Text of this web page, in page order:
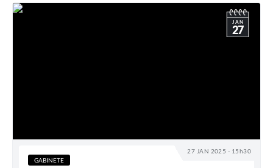
27 JAN 2025 - 15h30
JAN
27
GABINETE